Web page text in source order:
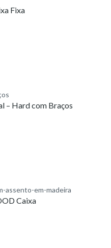
Fixa
– Hard com Braços
Caixa